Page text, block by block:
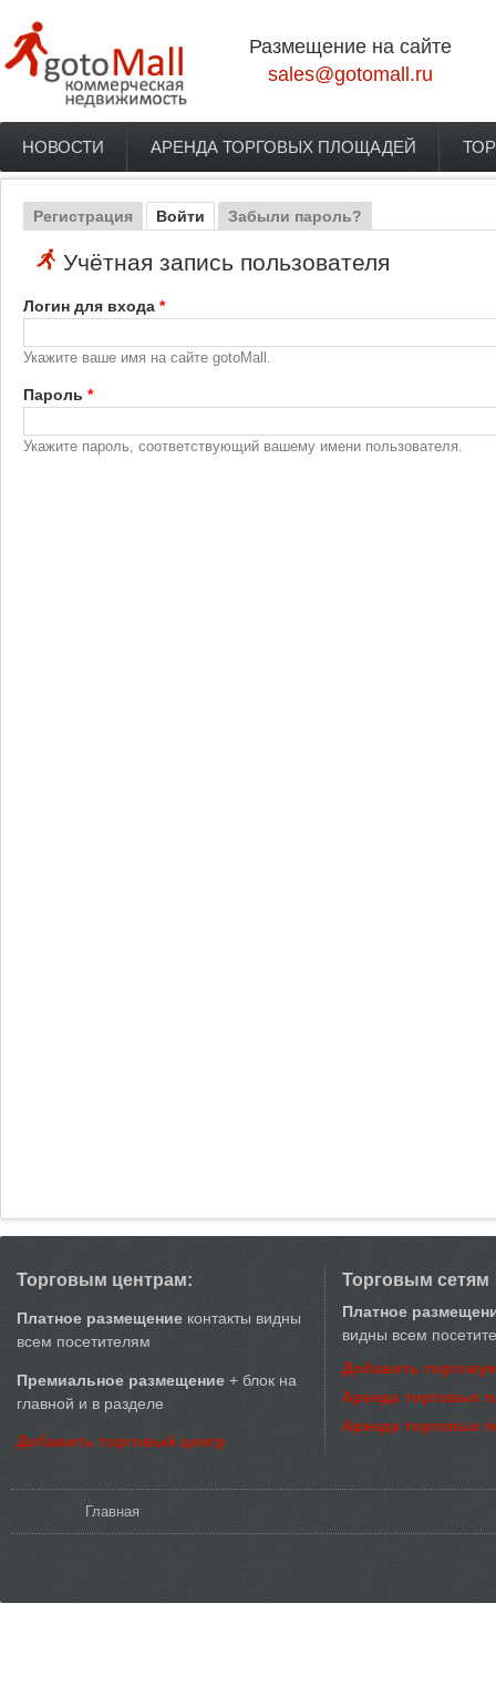
Размещение на сайте
sales@gotomall.ru
Главное меню
НОВОСТИ АРЕНДА ТОРГОВЫХ ПЛОЩАДЕЙ
Главные вкладки
Регистрация Войти (активная вкладка)
Забыли пароль?
Учётная запись пользователя
Логин для входа *
Укажите ваше имя на сайте gotoMall.
Пароль *
Укажите пароль, соответствующий вашему имени пользователя.
Торговым центрам:
Платное размещение контакты видны
всем посетителям
Премиальное размещение + блок на
главной и в разделе
Добавить торговый центр
Торговым сетям
Платное
видны всем
Добавить
Аренда торговых
Аренда торговых
Главная